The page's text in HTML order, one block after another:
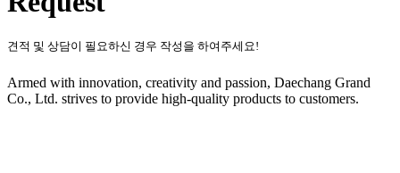
견적 및 상담이 필요하신 경우 작성을 하여주세요!
Armed with innovation, creativity and passion, Daechang Grand
Co., Ltd. strives to provide high-quality products to customers.